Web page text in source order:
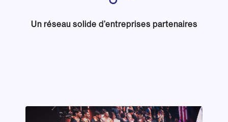
Un réseau solide d’entreprises partenaires